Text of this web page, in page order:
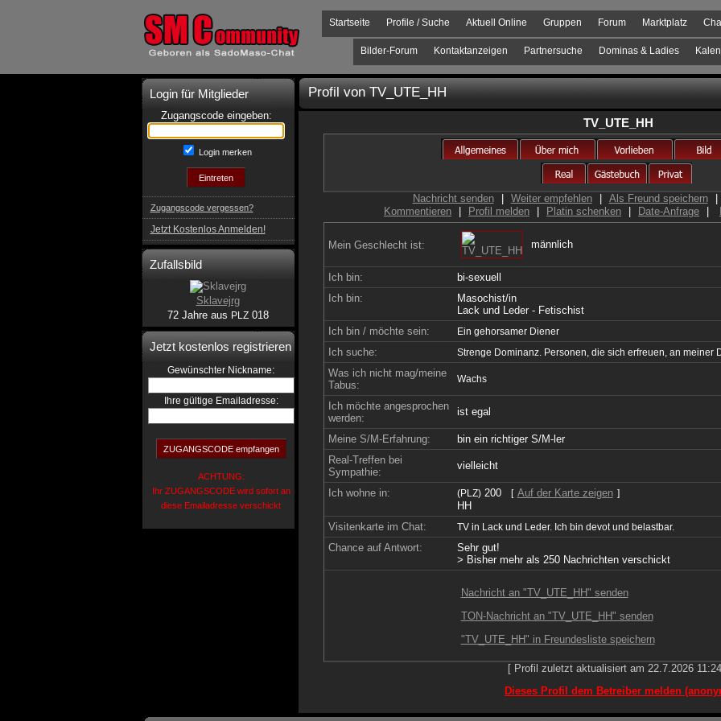
Marktplatz
Forum
Gruppen
Aktuell Online
Profile / Suche
Startseite
Dominas & Ladies
Partnersuche
Kontaktanzeigen
Bilder-Forum
Login für Mitglieder
Zugangscode eingeben:
Login merken
Zugangscode vergessen?
Jetzt Kostenlos Anmelden!
Zufallsbild
Sklavejrg
72 Jahre aus PLZ018
Jetzt kostenlos registrieren
Gewünschter Nickname:
Ihre gültige Emailadresse:
ACHTUNG:
Ihr ZUGANGSCODE wird sofort an
diese Emailadresse verschickt
Profil vonTV_UTE_HH
TV_UTE_HH
Nachricht senden Weiter empfehlen Als Freund speichern
Kommentieren
Profil melden Platin schenken Date-Anfrage
Mein Geschlecht ist: männlich
Ich bin:
bi-sexuell
Ich bin:
Masochist/in
Lack und Leder - Fetischist
Ich bin / möchte sein:
Ein gehorsamer Diener
Ich suche: Strenge Dominanz. Personen, die sich erfreuen, an meiner
Was ich nicht mag/meine
Tabus:
Wachs
Ich möchte angesprochen
werden:
ist egal
Meine S/M-Erfahrung:
bin ein richtiger S/M-ler
Real-Treffen bei
Sympathie:
vielleicht
Ich wohne in: (PLZ) 200 [ Auf der Karte zeigen ]
HH
Visitenkarte im Chat:
TV in Lack und Leder. Ich bin devot und belastbar.
Chance auf Antwort:
Sehr gut!
> Bisher mehr als 250 Nachrichten verschickt
Nachricht an "TV_UTE_HH" senden
TON-Nachricht an "TV_UTE_HH" senden
"TV_UTE_HH" in Freundesliste speichern
[ Profil zuletzt aktualisiert am 22.7.2026
Dieses Profil dem Betreiber melden